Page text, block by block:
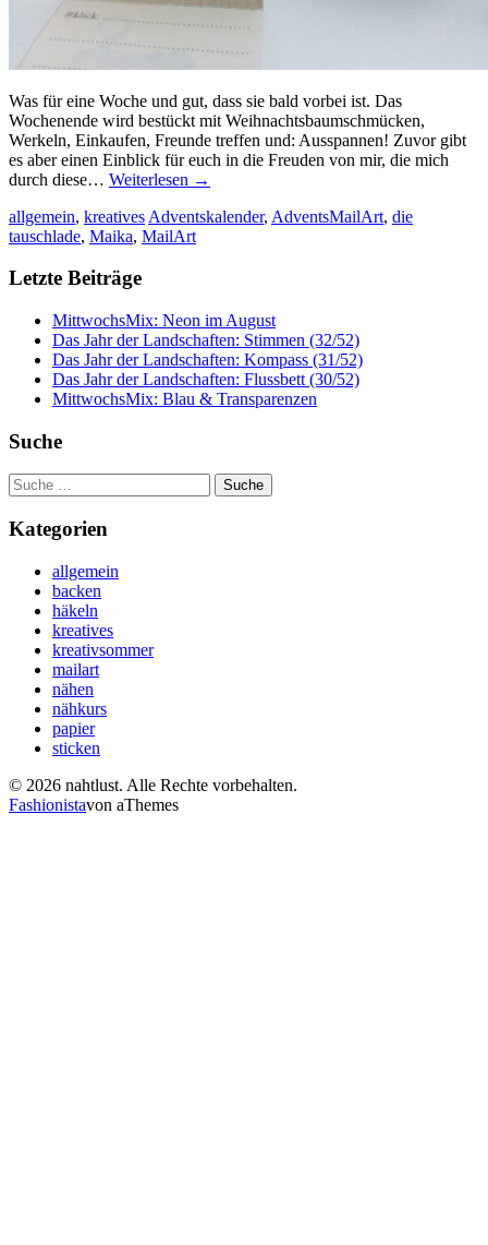
Was für eine Woche und gut, dass sie bald vorbei ist. Das
Wochenende wird bestückt mit Weihnachtsbaumschmücken,
Werkeln, Einkaufen, Freunde treffen und: Ausspannen! Zuvor gibt
es aber einen Einblick für euch in die Freuden von mir, die mich
durch diese… Weiterlesen →
allgemein, kreatives Adventskalender, AdventsMailArt, die
tauschlade, Maika, MailArt
Letzte Beiträge
MittwochsMix: Neon im August
Das Jahr der Landschaften: Stimmen (32/52)
Das Jahr der Landschaften: Kompass (31/52)
Das Jahr der Landschaften: Flussbett (30/52)
MittwochsMix: Blau & Transparenzen
Suche
Suche
nach:
Kategorien
allgemein
backen
häkeln
kreatives
kreativsommer
mailart
nähen
nähkurs
papier
sticken
© 2026 nahtlust. Alle Rechte vorbehalten.
Fashionistavon aThemes